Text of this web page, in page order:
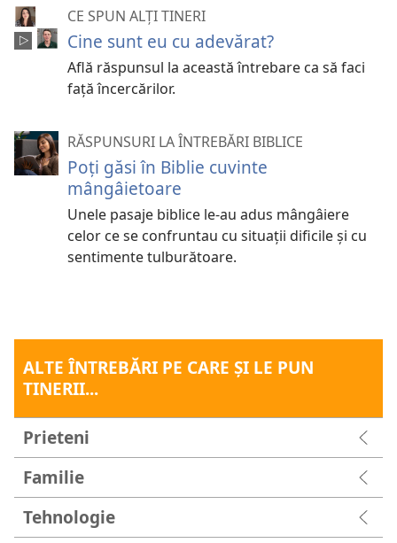
CE SPUN ALȚI TINERI
Cine sunt eu cu adevărat?
Află răspunsul la această întrebare ca să faci
față încercărilor.
RĂSPUNSURI LA ÎNTREBĂRI BIBLICE
Poți găsi în Biblie cuvinte
mângâietoare
Unele pasaje biblice le-au adus mângâiere
celor ce se confruntau cu situații dificile și cu
sentimente tulburătoare.
ALTE ÎNTREBĂRI PE CARE ŞI LE PUN
TINERII...
Prieteni
Familie
Tehnologie